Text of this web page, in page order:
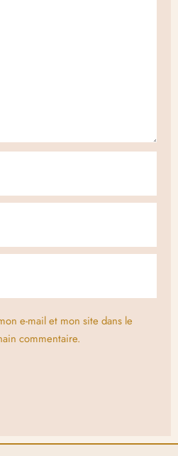
e-mail et mon site dans le
commentaire.